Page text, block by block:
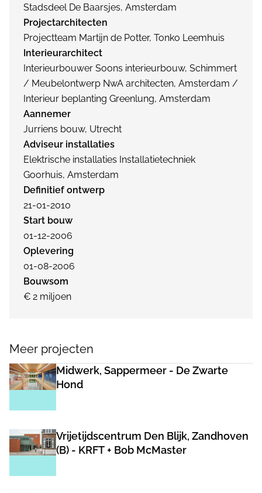
Stadsdeel De Baarsjes, Amsterdam
Projectarchitecten
Projectteam Martijn de Potter, Tonko Leemhuis
Interieurarchitect
Interieurbouwer Soons interieurbouw, Schimmert
/ Meubelontwerp NwA architecten, Amsterdam /
Interieur beplanting Greenlung, Amsterdam
Aannemer
Jurriens bouw, Utrecht
Adviseur installaties
Elektrische installaties Installatietechniek
Goorhuis, Amsterdam
Definitief ontwerp
21-01-2010
Start bouw
01-12-2006
Oplevering
01-08-2006
Bouwsom
€ 2 miljoen
Meer projecten
Midwerk, Sappermeer - De Zwarte
Hond
Vrijetijdscentrum Den Blijk, Zandhoven
(B) - KRFT + Bob McMaster